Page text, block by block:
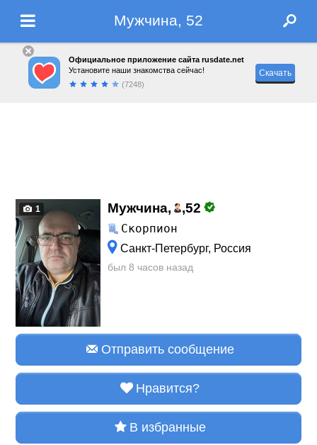
Мужчина, 52
Официальное приложение сайта rusdate.net
Установите наши знакомства сейчас!
(7248)
Скачать
1 Мужчина, ,52
Скорпион
Санкт-Петербург, Россия
был 8 часов назад
Отправить сообщение
Нравится?
В избранные